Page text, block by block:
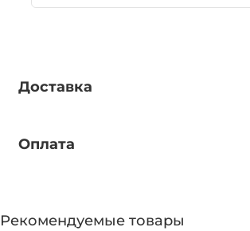
Доставка
Оплата
Рекомендуемые товары